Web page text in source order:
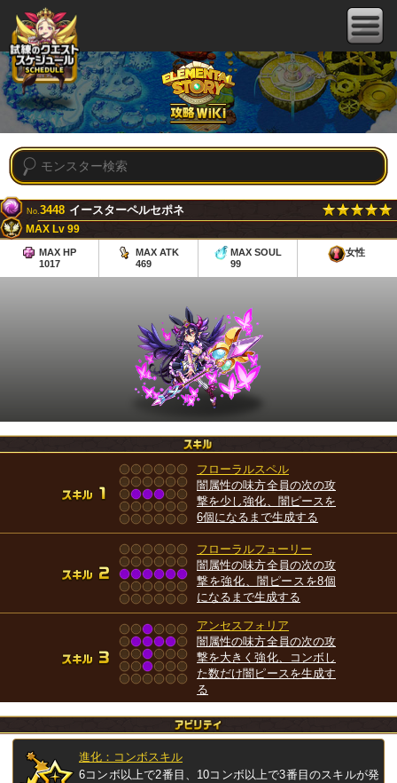
No.3448 イースターペルセポネ
MAX Lv 99
MAX HP
1017
MAX ATK
469
MAX SOUL
99
女性
フローラルスペル
闇属性の味方全員の次の攻
撃を少し強化、闇ピースを
6個になるまで生成する
フローラルフューリー
闇属性の味方全員の次の攻
撃を強化、闇ピースを8個
になるまで生成する
アンセスフォリア
闇属性の味方全員の次の攻
撃を大きく強化、コンボし
た数だけ闇ピースを生成す
る
進化：コンボスキル
6コンボ以上で2番目、10コンボ以上で3番目のスキルが発